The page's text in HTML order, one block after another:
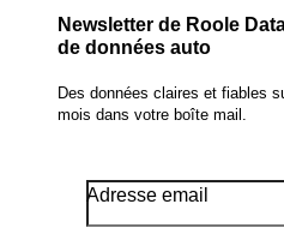
Newsletter de Roole
de données auto
Des données claires et fiables
mois dans votre boîte mail.
Adresse email